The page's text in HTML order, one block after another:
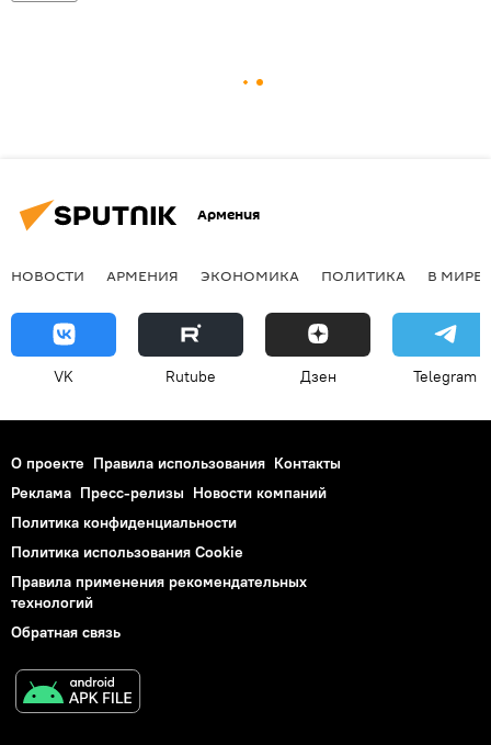
Армения
НОВОСТИ АРМЕНИЯ ЭКОНОМИКА ПОЛИТИКА В МИРЕ
VK Rutube Дзен Telegram
О проекте Правила использования Контакты
Реклама Пресс-релизы Новости компаний
Политика конфиденциальности
Политика использования Cookie
Правила применения рекомендательных
технологий
Обратная связь